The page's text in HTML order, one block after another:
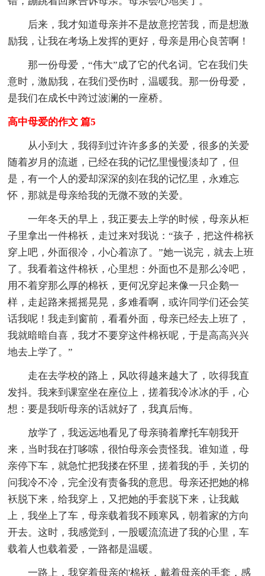
后来，我才知道母亲并不是故意挖苦我，而是想激
励我，让我在考场上发挥的更好，母亲是用心良苦啊！
那一份母爱，“伟大”成了它的代名词。它在我们失
意时，激励我，在我们受伤时，温暖我。那一份母爱，
是我们在成长中跨过波澜的一座桥。
高中母爱的作文 篇5
从小到大，我得到过许许多多的关爱，很多的关爱
随着岁月的流逝，已经在我的记忆里慢慢淡却了，但
是，有一个人的爱却深深的刻在我的记忆里，永难忘
怀，那就是母亲给我的无微不致的关爱。
一年冬天的早上，我正要去上学的时候，母亲从柜
子里拿出一件棉袄，走过来对我说：“孩子，把这件棉袄
穿上吧，外面很冷，小心着凉了。”她一说完，就去上班
了。我看着这件棉袄，心里想：外面也不是那么冷吧，
用不着穿那么厚的棉袄，更何况穿起来像一只企鹅一
样，走起路来摇摇晃晃，多难看啊，或许同学们还会笑
话我呢！我走到窗前，看看外面，母亲已经去上班了，
我就暗暗自喜，我才不要穿这件棉袄呢，于是高高兴兴
地去上学了。”
走在去学校的路上，风吹得越来越大了，吹得我直
发抖。我来到课室坐在座位上，搓着我冷冰冰的手，心
想：要是我听母亲的话就好了，我真后悔。
放学了，我远远地看见了母亲骑着摩托车朝我开
来，当时我在打哆嗦，很怕母亲会责怪我。谁知道，母
亲停下车，就急忙把我搂在怀里，搓着我的手，关切的
问我冷不冷，完全没有责备我的意思。母亲还把她的棉
袄脱下来，给我穿上，又把她的手套脱下来，让我戴
上，我坐上了车，母亲载着我不顾寒风，朝着家的方向
开去。这时，我感觉到，一股暖流流进了我的心里，车
载着人也载着爱，一路都是温暖。
一路上，我穿着母亲的'棉袄，戴着母亲的手套，感